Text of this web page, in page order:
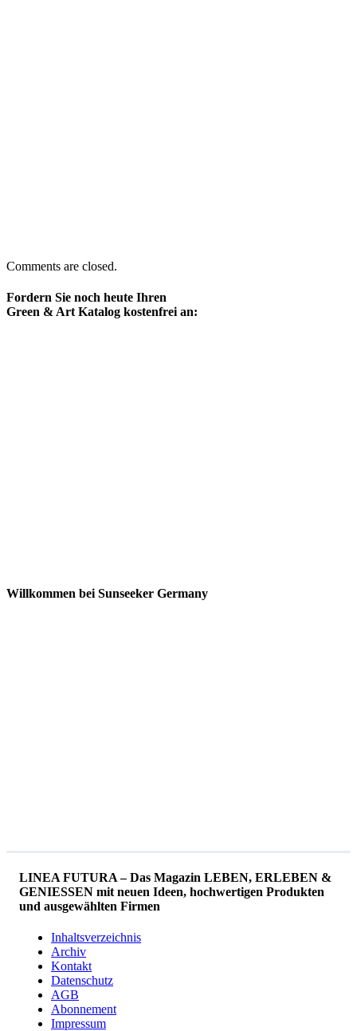
Comments are closed.
Fordern Sie noch heute Ihren
Green & Art Katalog kostenfrei an:
Willkommen bei Sunseeker Germany
LINEA FUTURA – Das Magazin LEBEN, ERLEBEN &
GENIESSEN mit neuen Ideen, hochwertigen Produkten
und ausgewählten Firmen
Inhaltsverzeichnis
Archiv
Kontakt
Datenschutz
AGB
Abonnement
Impressum